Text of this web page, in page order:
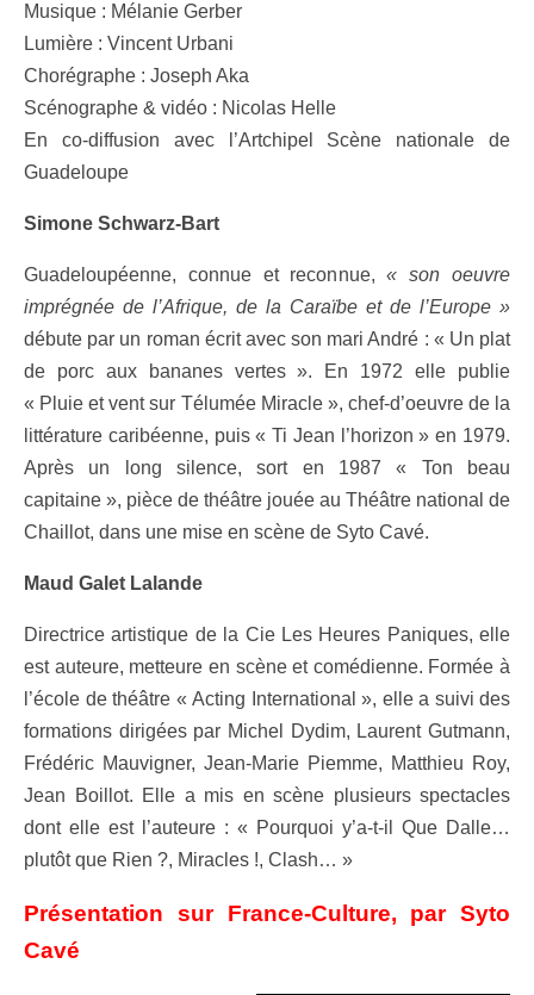
Musique : Mélanie Gerber
Lumière : Vincent Urbani
Chorégraphe : Joseph Aka
Scénographe & vidéo : Nicolas Helle
En co-diffusion avec l’Artchipel Scène nationale de
Guadeloupe
Simone Schwarz-Bart
Guadeloupéenne, connue et reconnue,« son oeuvre
imprégnée de l’Afrique, de la Caraïbe et de l’Europe »
débute par un roman écrit avec son mari André : « Un plat
de porc aux bananes vertes ». En 1972 elle publie
« Pluie et vent sur Télumée Miracle », chef-d’oeuvre de la
littérature caribéenne, puis « Ti Jean l’horizon » en 1979.
Après un long silence, sort en 1987 « Ton beau
capitaine », pièce de théâtre jouée au Théâtre national de
Chaillot, dans une mise en scène de Syto Cavé.
Maud Galet Lalande
Directrice artistique de la Cie Les Heures Paniques, elle
est auteure, metteure en scène et comédienne. Formée à
l’école de théâtre « Acting International », elle a suivi des
formations dirigées par Michel Dydim, Laurent Gutmann,
Frédéric Mauvigner, Jean-Marie Piemme, Matthieu Roy,
Jean Boillot. Elle a mis en scène plusieurs spectacles
dont elle est l’auteure : « Pourquoi y’a-t-il Que Dalle…
plutôt que Rien ?, Miracles !, Clash… »
Présentation sur France-Culture, par Syto
Cavé